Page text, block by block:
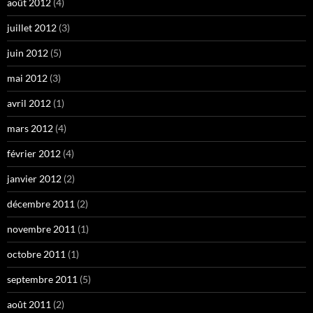
août 2012 (4)
juillet 2012 (3)
juin 2012 (5)
mai 2012 (3)
avril 2012 (1)
mars 2012 (4)
février 2012 (4)
janvier 2012 (2)
décembre 2011 (2)
novembre 2011 (1)
octobre 2011 (1)
septembre 2011 (5)
août 2011 (2)